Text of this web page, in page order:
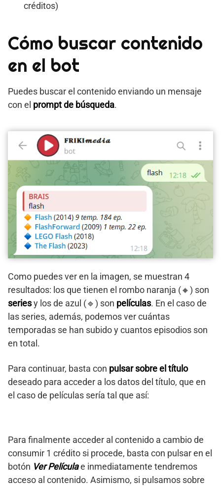
créditos)
Cómo buscar contenido
en el bot
Puedes buscar el contenido enviando un mensaje
con el prompt de búsqueda.
Como puedes ver en la imagen, se muestran 4
resultados: los que tienen el rombo naranja (🔸) son
seriesy los de azul (🔹) son películas. En el caso de
las series, además, podemos ver cuántas
temporadas se han subido y cuantos episodios son
en total.
Para continuar, basta con pulsar sobre el título
deseado para acceder a los datos del título, que en
el caso de películas sería tal que así:
Para finalmente acceder al contenido a cambio de
consumir 1 crédito si procede, basta con pulsar en el
botón Ver Películae inmediatamente tendremos
acceso al contenido. Asimismo, si pulsamos sobre